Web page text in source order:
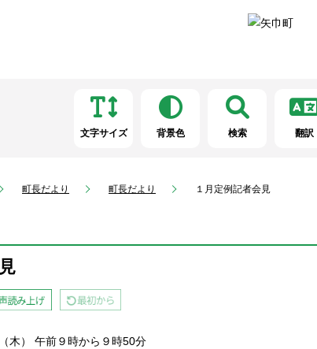
文字サイズ 背景色 検索 翻訳
町長だより 町長だより １月定例記者会見
木） 午前９時から９時50分